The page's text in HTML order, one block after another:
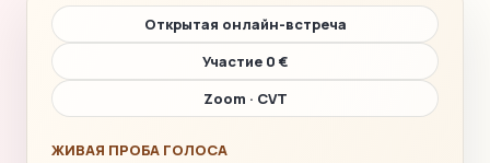
Открытая онлайн-встреча
Участие 0 €
Zoom · CVT
ЖИВАЯ ПРОБА ГОЛОСА